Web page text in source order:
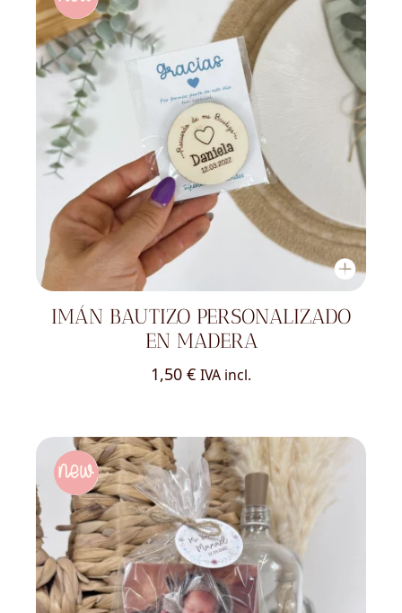
IMÁN BAUTIZO PERSONALIZADO
EN MADERA
1,50 € IVA incl.